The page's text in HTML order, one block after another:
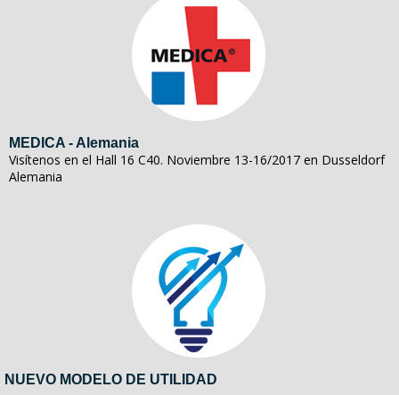
MEDICA - Alemania
Visítenos en el Hall 16 C40. Noviembre 13-16/2017 en Dusseldorf
Alemania
NUEVO MODELO DE UTILIDAD